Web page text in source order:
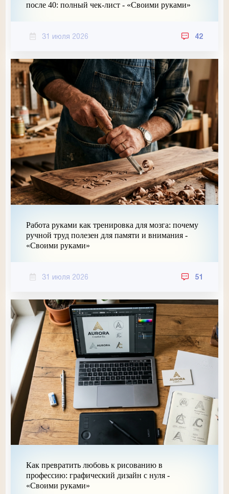
после 40: полный чек-лист - «Своими руками»
31 июля 2026 42
Работа руками как тренировка для мозга: почему
ручной труд полезен для памяти и внимания -
«Своими руками»
31 июля 2026 51
Как превратить любовь к рисованию в
профессию: графический дизайн с нуля -
«Своими руками»